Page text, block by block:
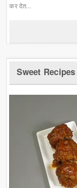
कर देत...
Sweet Recipes